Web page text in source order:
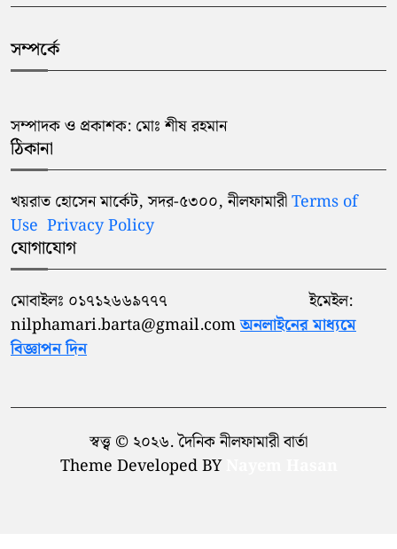
সম্পর্কে
সম্পাদক ও প্রকাশক: মোঃ শীষ রহমান
ঠিকানা
খয়রাত হোসেন মার্কেট, সদর-৫৩০০, নীলফামারীTerms of
Use Privacy Policy
যোগাযোগ
মোবাইলঃ ০১৭১২৬৬৯৭৭৭ ইমেইল:
nilphamari.barta@gmail.comঅনলাইনের মাধ্যমে
বিজ্ঞাপন দিন
স্বত্ত্ব © ২০২৬. দৈনিক নীলফামারী বার্তা
Theme Developed BY